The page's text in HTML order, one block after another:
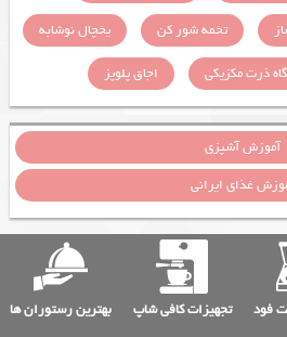
تخمه شور کن
یخچال نوشابه
ذرت مکزیکی اجاق پلوپز
آموزش آشپزی
غذای ایرانی
فود تجهیزات کافی شاپ بهترین رستوران ها